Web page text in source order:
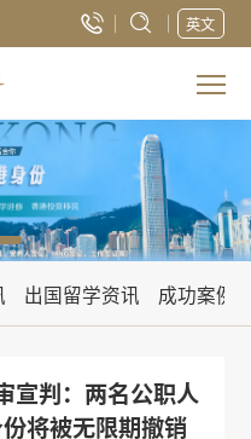
英文
出国留学资讯 成功案例
宣判：两名公职人
将被无限期撤销